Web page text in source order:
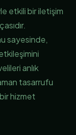
etkili bir iletişim
sayesinde,
anlık
tasarrufu
hizmet